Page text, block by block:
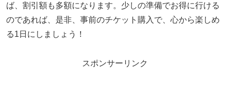
ば、割引額も多額になります。少しの準備でお得に行ける
のであれば、是非、事前のチケット購入で、心から楽しめ
る1日にしましょう！
スポンサーリンク